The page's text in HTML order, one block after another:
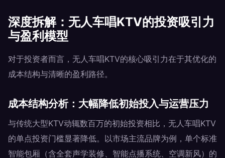
深度拆解：无人车唱KTV的投资吸引力
与盈利模型
对于投资者而言，无人车唱KTV的核心吸引力在于其优化的
成本结构与清晰的盈利路径。
成本结构分析：大幅降低初始投入与运营压力
与传统大型KTV动辄数百万的初始投资相比，无人车唱KTV
的单点投资门槛显著降低。以市场主流品牌为例，单个标准
智能包厢（含全套声学装修、智能点播系统、空调新风）的